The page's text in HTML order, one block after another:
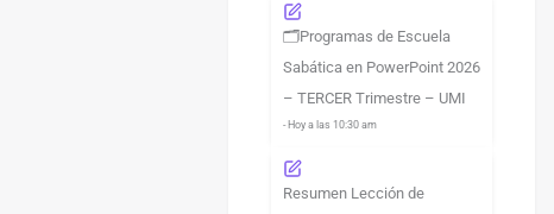
🗂️Programas de Escuela
Sabática en PowerPoint 2026
– TERCER Trimestre – UMI
- Hoy a las 10:30 am
Resumen Lección de